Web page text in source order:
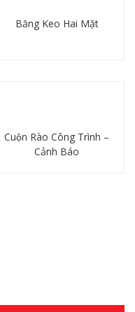
Băng Keo Hai Mặt
Cuộn Rào Công Trình –
Cảnh Báo